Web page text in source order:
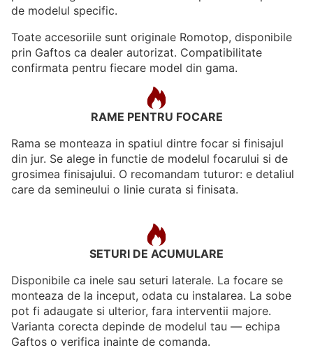
de modelul specific.
Toate accesoriile sunt originale Romotop, disponibile
prin Gaftos ca dealer autorizat. Compatibilitate
confirmata pentru fiecare model din gama.
RAME PENTRU FOCARE
Rama se monteaza in spatiul dintre focar si finisajul
din jur. Se alege in functie de modelul focarului si de
grosimea finisajului. O recomandam tuturor: e detaliul
care da semineului o linie curata si finisata.
SETURI DE ACUMULARE
Disponibile ca inele sau seturi laterale. La focare se
monteaza de la inceput, odata cu instalarea. La sobe
pot fi adaugate si ulterior, fara interventii majore.
Varianta corecta depinde de modelul tau — echipa
Gaftos o verifica inainte de comanda.